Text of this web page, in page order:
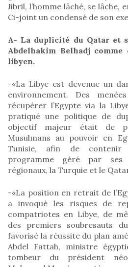
Jibril, l’homme lâché, se lâche,
Ci-joint un condensé de son
A- La duplicité du Qatar et
Abdelhakim Belhadj
libyen.
-«La Libye est devenue un
environnement. Des
récupérer l’Egypte via la
pratiqué une politique de
objectif majeur était de
Musulmans au pouvoir en
Tunisie, afin de
programme géré par ses
régionaux, la Turquie et le
-«La position en retrait de
a invoqué les risques de
compatriotes en Libye, de
des premiers soubresauts
favorisé la réussite du plan
Abdel Fattah, ministre
tombeur du président